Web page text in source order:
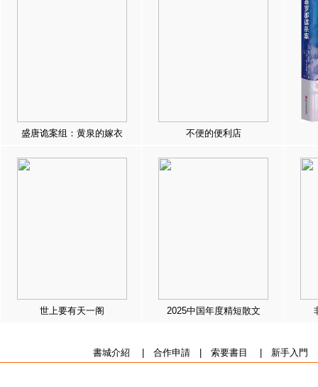
盛唐诡案组：黄泉的嫁衣 不便的便利店
世上要有天一阁 2025中国年度精短散文
書城介紹 合作申請| 索要書目 新手入門